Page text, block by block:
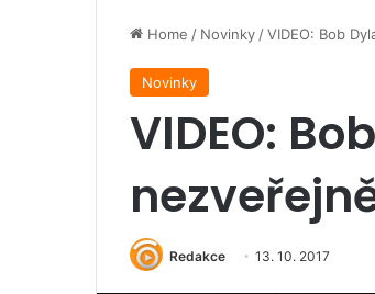
Home / Novinky /VIDEO: Bob
Novinky
VIDEO:
Redakce 13. 10. 2017